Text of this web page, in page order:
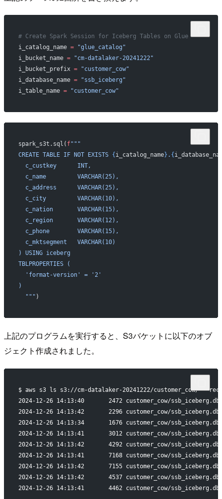
# Create Spark Session for Iceberg Tables on Glue
i_catalog_name = "glue_catalog"
i_bucket_name = "cm-datalaker-20241222"
i_bucket_prefix = "customer_cow"
i_database_name = "ssb_iceberg"
i_table_name = "customer_cow"
spark_s3t.sql( f"""
CREATE TABLE IF NOT EXISTS { i_catalog_name} . {
  c_custkey      INT,
  c_name         VARCHAR(25),
  c_address      VARCHAR(25),
  c_city         VARCHAR(10),
  c_nation       VARCHAR(15),
  c_region       VARCHAR(12),
  c_phone        VARCHAR(15),
  c_mktsegment   VARCHAR(10)
) USING iceberg
TBLPROPERTIES (
  'format-version' = '2'
)
  """
)
上記のプログラムを実行すると、S3バケットに以下のオブ
ジェクト作成されました。
$ aws s3 ls s3://cm-datalaker-20241222/customer_cow/ --
2024-12-26 14:13:40       2472 customer_cow/ssb_iceberg.db/
2024-12-26 14:13:42       2296 customer_cow/
2024-12-26 14:13:34       1676 customer_cow/ssb_iceberg.db/
2024-12-26 14:13:41       3012 customer_cow/ssb_iceberg.db/
2024-12-26 14:13:42       4292 customer_cow/
2024-12-26 14:13:41       7168 customer_cow/ssb_iceberg.db/
2024-12-26 14:13:42       7155 customer_cow/ssb_iceberg.db/
2024-12-26 14:13:42       4537 customer_cow/ssb_iceberg.db/
2024-12-26 14:13:41       4462 customer_cow/ssb_iceberg.db/